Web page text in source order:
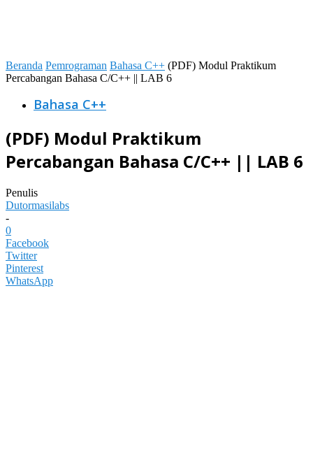
Beranda Pemrograman Bahasa C++ (PDF) Modul Praktikum
Percabangan Bahasa C/C++ || LAB 6
Bahasa C++
(PDF) Modul Praktikum
Percabangan Bahasa C/C++ || LAB 6
Penulis
Dutormasilabs
-
0
Facebook
Twitter
Pinterest
WhatsApp